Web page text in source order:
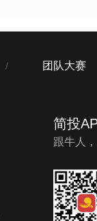
/ 团队大赛
简投
跟牛人